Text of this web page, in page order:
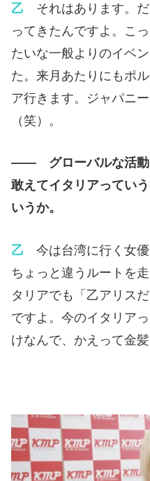
乙 それはあります。
ってきたんですよ。こ
たいな一般よりのイベ
た。来月あたりにもポ
ア行きます。ジャパニ
（笑）。
—— グローバルな活動
敢えてイタリアってい
いうか。
乙 今は台湾に行く女
ちょっと違うルートを
タリアでも「乙アリス
ですよ。今のイタリア
けなんで、かえって金